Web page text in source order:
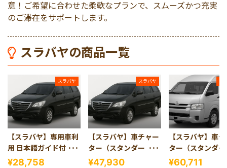
意！ご希望に合わせた柔軟なプランで、スムーズかつ充実
のご滞在をサポートします。
スラバヤの商品一覧
スラバヤ
【スラバヤ】専用車利
用 日本語ガイド付き空
港送迎
¥28,758
スラバヤ
【スラバヤ】車チャー
ター（スタンダード・
4人乗り）
¥47,930
【スラバヤ】車
ター（スタンダ
13人乗り）
¥60,711
ガポール